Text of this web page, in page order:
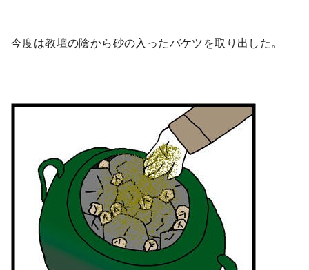
今度は教壇の陰から砂の入ったバケツを取り出した。